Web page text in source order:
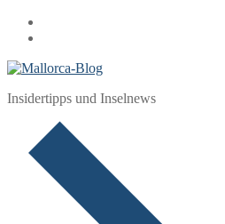
Zum
Inhalt
Menü
Schließen
Insidertipps und Inselnews